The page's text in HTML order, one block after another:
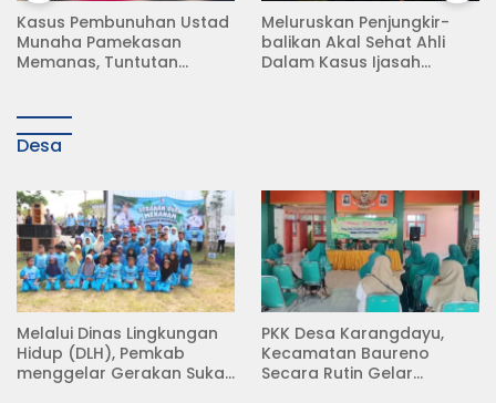
Meluruskan Penjungkir-
balikan Akal Sehat Ahli
Dalam Kasus Ijasah
Rampas Motor Tanpa
Surat Resmi, Modus Baru
Debt Collector di Jalan
Desa
Melalui Dinas Lingkungan
Hidup (DLH), Pemkab
menggelar Gerakan Suka
PKK Desa Karangdayu,
Kecamatan Baureno
Secara Rutin Gelar